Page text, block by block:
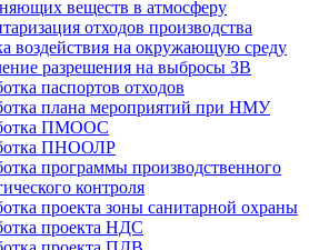
веществ в атмосферу
отходов производства
воздействия на окружающую среду
разрешения на выбросы ЗВ
паспортов отходов
плана мероприятий при НМУ
ПМООС
ПНООЛР
программы производственного
контроля
проекта зоны санитарной охраны
проекта НДС